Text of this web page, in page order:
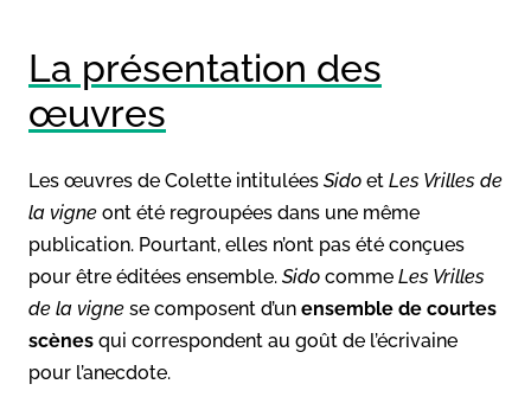
La présentation des
œuvres
Les œuvres de Colette intitulées Sido et Les Vrilles de
la vigne ont été regroupées dans une même
publication. Pourtant, elles n’ont pas été conçues
pour être éditées ensemble. Sido comme Les Vrilles
de la vigne se composent d’un ensemble de courtes
scènes qui correspondent au goût de l’écrivaine
pour l’anecdote.